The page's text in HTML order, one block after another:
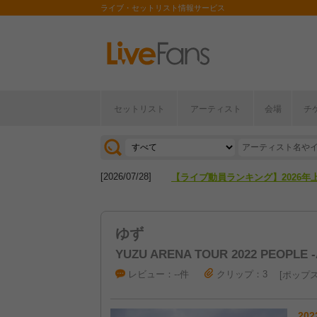
ライブ・セットリスト情報サービス
セットリスト アーティスト 会場 チ
[2026/04/27] 【フェス特集2026】フェス情報は
[2026/07/28] 【ライブ動員ランキング】2026年
ゆず
YUZU ARENA TOUR 2022 PEOPLE
レビュー：--件 クリップ：3 ポップ